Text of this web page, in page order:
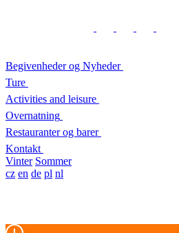
Begivenheder og Nyheder
Ture
Activities and leisure
Overnatning
Restauranter og barer
Kontakt
Vinter Sommer
cz en de pl nl